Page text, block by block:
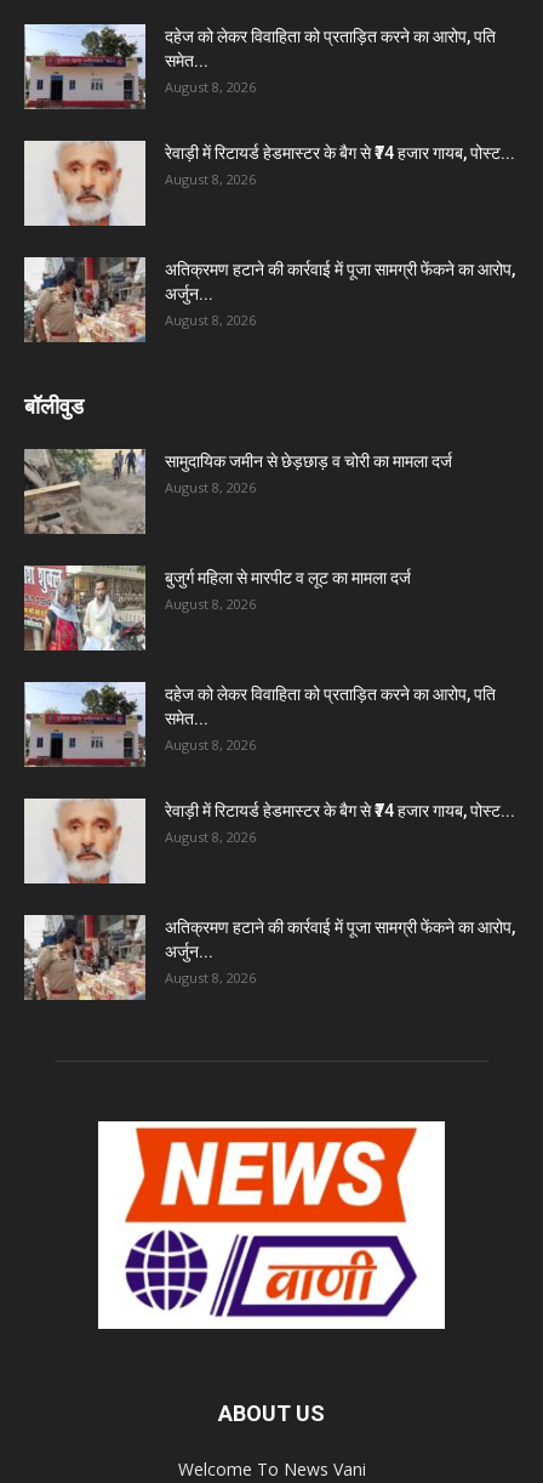
दहेज को लेकर विवाहिता को प्रताड़ित करने का आरोप, पति
समेत...
August 8, 2026
रेवाड़ी में रिटायर्ड हेडमास्टर के बैग से ₹74 हजार गायब, पोस्ट...
August 8, 2026
अतिक्रमण हटाने की कार्रवाई में पूजा सामग्री फेंकने का आरोप,
अर्जुन...
August 8, 2026
बॉलीवुड
सामुदायिक जमीन से छेड़छाड़ व चोरी का मामला दर्ज
August 8, 2026
बुजुर्ग महिला से मारपीट व लूट का मामला दर्ज
August 8, 2026
दहेज को लेकर विवाहिता को प्रताड़ित करने का आरोप, पति
समेत...
August 8, 2026
रेवाड़ी में रिटायर्ड हेडमास्टर के बैग से ₹74 हजार गायब, पोस्ट...
August 8, 2026
अतिक्रमण हटाने की कार्रवाई में पूजा सामग्री फेंकने का आरोप,
अर्जुन...
August 8, 2026
ABOUT US
Welcome To News Vani